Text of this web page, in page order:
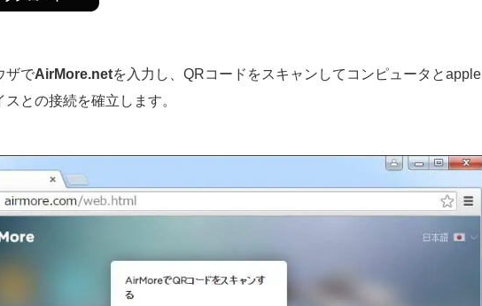
ザでAirMore.netを入力し、QRコードをスキャンしてコンピュータとapple
スとの接続を確立します。